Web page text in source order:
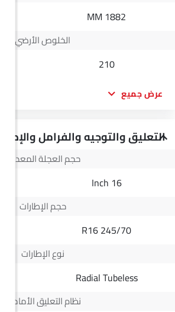
1882 MM
الخلوص الأرضي
210
عرض جميع
التعليق والتوجيه والفرامل والإطارات
حجم العجلة المعدنية
16 Inch
حجم الإطارات
245/70 R16
نوع الإطارات
Radial Tubeless
نظام التعليق الأمامي